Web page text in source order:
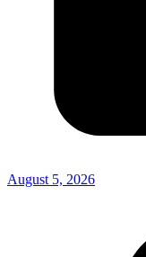
August 5, 2026